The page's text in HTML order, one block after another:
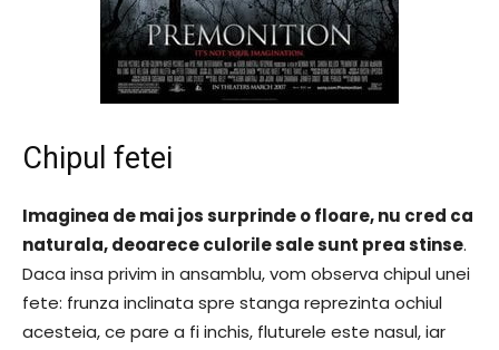
Chipul fetei
Imaginea de mai jos surprinde o floare, nu cred ca
naturala, deoarece culorile sale sunt prea stinse.
Daca insa privim in ansamblu, vom observa chipul unei
fete: frunza inclinata spre stanga reprezinta ochiul
acesteia, ce pare a fi inchis, fluturele este nasul, iar